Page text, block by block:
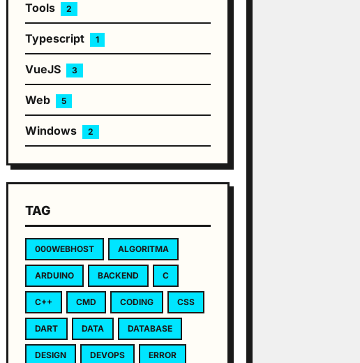
Tools 2
Typescript 1
VueJS 3
Web 5
Windows 2
TAG
000WEBHOST ALGORITMA
ARDUINO BACKEND C
C++ CMD CODING CSS
DART DATA DATABASE
DESIGN DEVOPS ERROR